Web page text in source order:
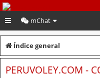
PeruVoley.com
mChat
Índice general
PERUVOLEY.COM -